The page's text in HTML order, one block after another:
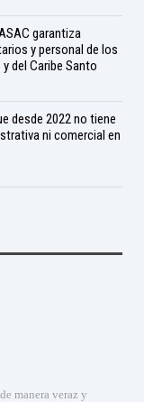
garantiza
y personal de los
del Caribe Santo
desde 2022 no tiene
ni comercial en
manera veraz y